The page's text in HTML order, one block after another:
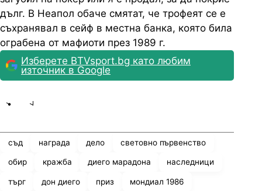
дълг. В Неапол обаче смятат, че трофеят се е
съхранявал в сейф в местна банка, която била
ограбена от мафиоти през 1989 г.
Изберете BTVsport.bg като любим
източник в Google
съд награда дело световно първенство
обир кражба диего марадона наследници
търг дон диего приз мондиал 1986